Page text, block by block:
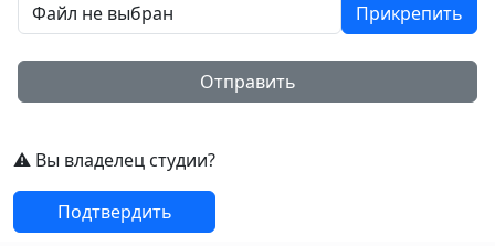
Файл не выбран
Прикрепить
Отправить
⚠️ Вы владелец студии?
Подтвердить